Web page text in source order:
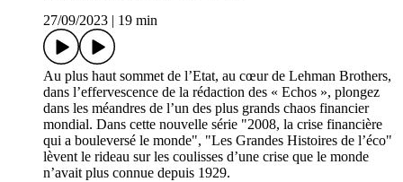
27/09/2023
19 min
Au plus haut sommet de l’Etat, au cœur de Lehman Brothers,
dans l’effervescence de la rédaction des « Echos », plongez
dans les méandres de l’un des plus grands chaos financier
mondial. Dans cette nouvelle série "2008, la crise financière
qui a bouleversé le monde", "Les Grandes Histoires de l’éco"
lèvent le rideau sur les coulisses d’une crise que le monde
n’avait plus connue depuis 1929.